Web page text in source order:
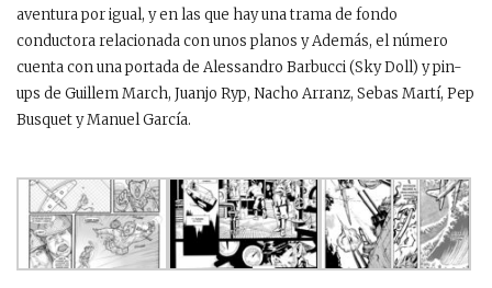
aventura por igual, y en las que hay una trama de fondo
conductora relacionada con unos planos y Además, el número
cuenta con una portada de Alessandro Barbucci (Sky Doll) y pin-
ups de Guillem March, Juanjo Ryp, Nacho Arranz, Sebas Martí, Pep
Busquet y Manuel García.